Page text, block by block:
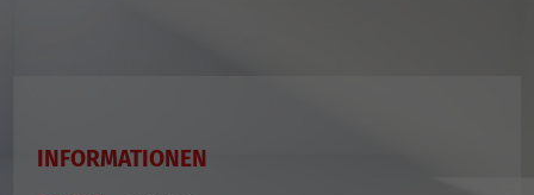
INFORMATIONEN